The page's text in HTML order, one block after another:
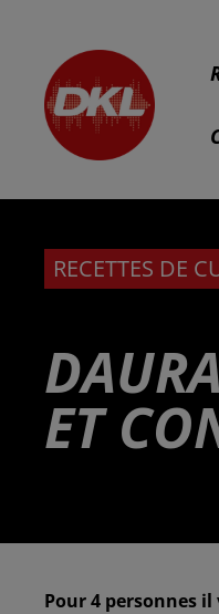
RECETTES DE
ET
Pour 4 personnes